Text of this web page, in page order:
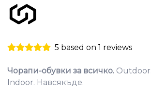
5 based on 1 reviews
Чорапи-обувки за всичко. Outdoor.
Indoor. Навсякъде.